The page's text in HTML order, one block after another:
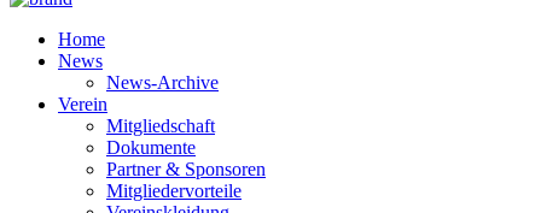
Home
News
News-Archive
Verein
Mitgliedschaft
Dokumente
Partner & Sponsoren
Mitgliedervorteile